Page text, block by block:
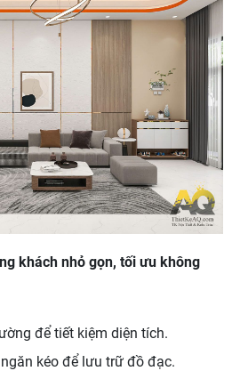
khách nhỏ gọn, tối ưu không
để tiết kiệm diện tích.
kéo để lưu trữ đồ đạc.